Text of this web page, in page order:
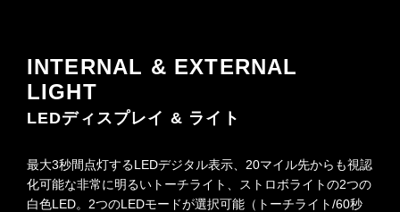
INTERNAL & EXTERNAL
LIGHT
LEDディスプレイ & ライト
最大3秒間点灯するLEDデジタル表示、20マイル先からも視認
化可能な非常に明るいトーチライト、ストロボライトの2つの
白色LED。2つのLEDモードが選択可能（トーチライト/60秒